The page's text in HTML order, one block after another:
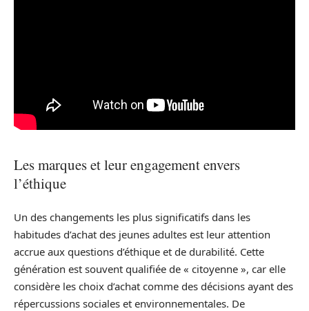
Les marques et leur engagement envers
l’éthique
Un des changements les plus significatifs dans les
habitudes d’achat des jeunes adultes est leur attention
accrue aux questions d’éthique et de durabilité. Cette
génération est souvent qualifiée de « citoyenne », car elle
considère les choix d’achat comme des décisions ayant des
répercussions sociales et environnementales. De